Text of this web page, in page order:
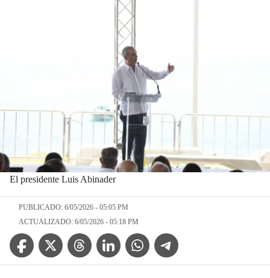
El presidente Luis Abinader
PUBLICADO: 6/05/2026 - 05:05 PM
ACTUALIZADO: 6/05/2026 - 05:18 PM
Facebook IconTwitter IconThreads IconLinkedin IconWhatsApp IconTelegram Icon